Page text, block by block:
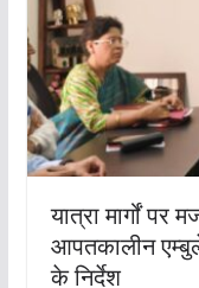
यात्रा मार्गों पर
आपतकालीन
के निर्देश